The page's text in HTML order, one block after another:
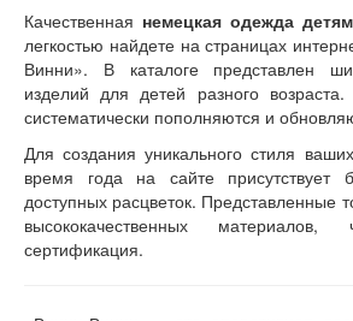
Качественная немецкая одежда детям
легкостью найдете на страницах
Винни». В каталоге представлен
изделий для детей разного
систематически пополняются и
Для создания уникального стиля
время года на сайте присутствует
доступных расцветок. Представленные
высококачественных материалов,
сертификация.